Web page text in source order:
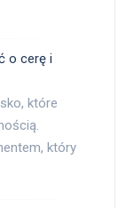
o cerę i
które
który